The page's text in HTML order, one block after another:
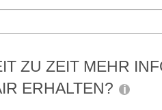
ZU ZEIT MEHR
ERHALTEN?